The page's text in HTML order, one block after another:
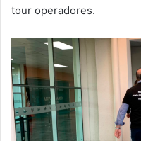
tour operadores.